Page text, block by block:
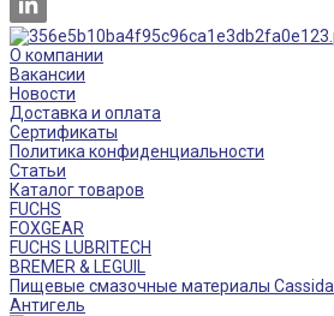
О компании
Вакансии
Новости
Доставка и оплата
Сертификаты
Политика конфиденциальности
Статьи
Каталог товаров
FUCHS
FOXGEAR
FUCHS LUBRITECH
BREMER & LEGUIL
Пищевые смазочные материалы Cassida
Антигель